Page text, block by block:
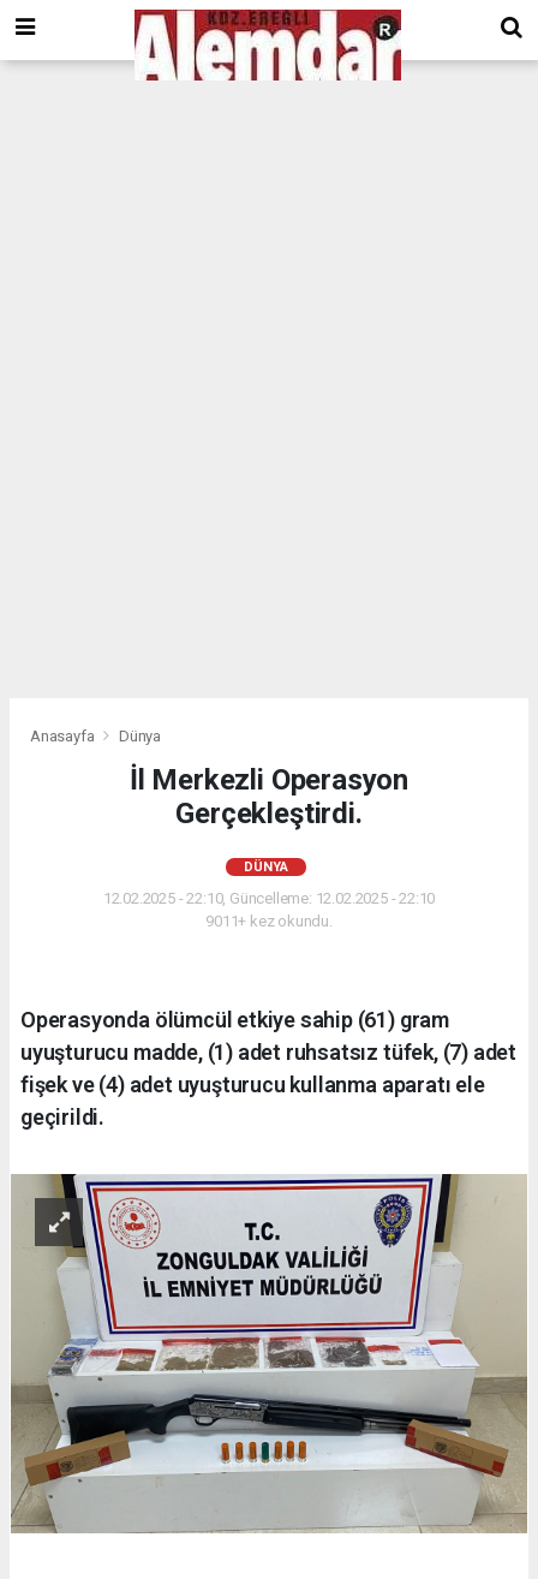
google.com, pub-8201930440372555, DIRECT, f08c47fec0942fa0
Anasayfa Dünya
İl Merkezli Operasyon
Gerçekleştirdi.
DÜNYA
12.02.2025 - 22:10, Güncelleme: 12.02.2025 - 22:10
9011+ kez okundu.
Operasyonda ölümcül etkiye sahip (61) gram
uyuşturucu madde, (1) adet ruhsatsız tüfek, (7) adet
fişek ve (4) adet uyuşturucu kullanma aparatı ele
geçirildi.